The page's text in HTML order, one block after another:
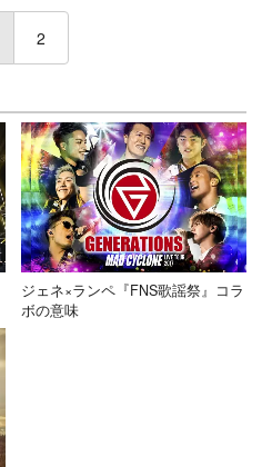
(current)
2
ジェネ×ランペ『FNS歌謡祭』コラ
ボの意味